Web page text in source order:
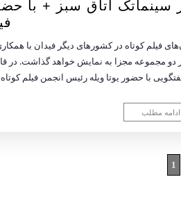
سینماتک اتاق سبز + با
فیلم کوتاه در کشورهای دیگر فیدان با
دو مجموعه مجزا به نمایش خواهد گذاشت. در
با حضور یوتا ویله رئیس انجمن فیلم
ادامه مطلب
1